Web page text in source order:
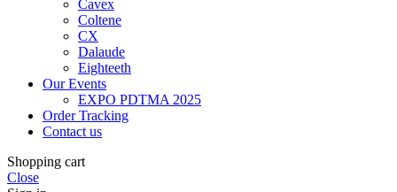
Cavex
Coltene
CX
Dalaude
Eighteeth
Our Events
EXPO PDTMA 2025
Order Tracking
Contact us
Shopping cart
Close